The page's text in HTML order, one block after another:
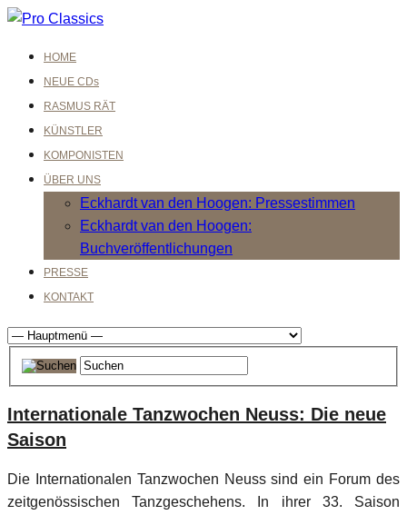
HOME
NEUE CDs
RASMUS RÄT
KÜNSTLER
KOMPONISTEN
ÜBER UNS
Eckhardt van den Hoogen: Pressestimmen
Eckhardt van den Hoogen:
Buchveröffentlichungen
PRESSE
KONTAKT
Internationale Tanzwochen Neuss: Die neue
Saison
Die Internationalen Tanzwochen Neuss sind ein Forum des
zeitgenössischen Tanzgeschehens. In ihrer 33. Saison